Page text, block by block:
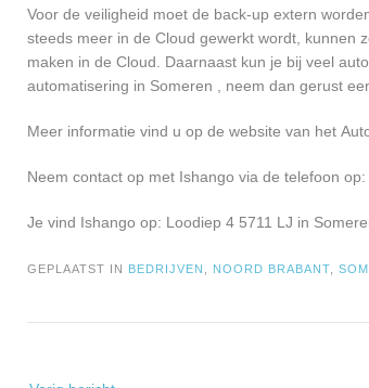
Voor de veiligheid moet de back-up extern
steeds meer in de Cloud gewerkt wordt, kunnen
maken in de Cloud. Daarnaast kun je bij veel
automatisering in Someren , neem dan gerust
Meer informatie vind u op de website van het
Neem contact op met Ishango via de telefoon
Je vind Ishango op: Loodiep 4 5711 LJ in
GEPLAATST IN BEDRIJVEN NOORD BRABANT